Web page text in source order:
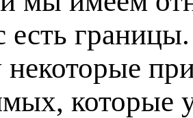
есть
которые